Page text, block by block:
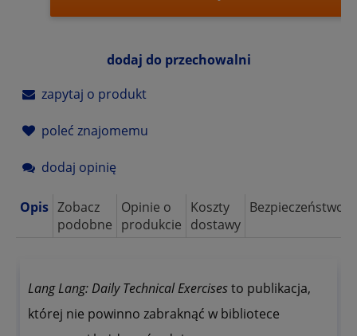
dodaj do przechowalni
zapytaj o produkt
poleć znajomemu
dodaj opinię
Opis Zobacz
podobne
Opinie o
produkcie
Koszty
dostawy
Bezpieczeństwo
Lang Lang: Daily Technical Exercisesto publikacja,
której nie powinno zabraknąć w bibliotece